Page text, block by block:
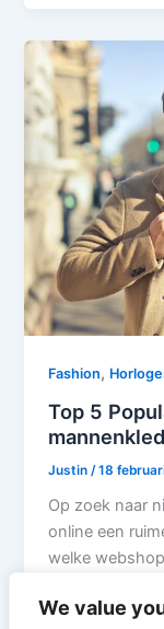
We value
Fashion,
Top 5
Justin /18
Op zoek naar
online een
welke